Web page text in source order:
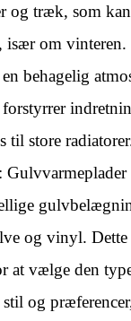
og træk, som
især om
en behagelig
til store
og vinyl.
at vælge den
og